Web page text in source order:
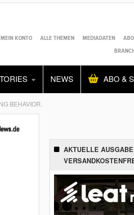
MEIN KONTO ALLE THEMEN MEDIADATEN
NEWS ABO &
Alles Shop
BEHAVIOR.
AKTUELLE AUSGABE